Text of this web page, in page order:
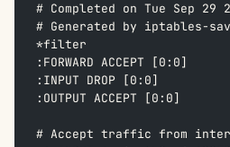
# Completed on Tue Sep 29
# Generated by iptables-
*filter
:FORWARD ACCEPT [0:0]
:INPUT DROP [0:0]
:OUTPUT ACCEPT [0:0]
# Accept traffic from